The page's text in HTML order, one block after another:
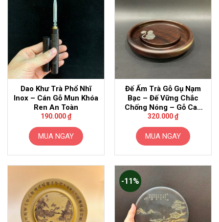
Dao Khư Trà Phổ Nhĩ
Inox – Cán Gỗ Mun Khóa
Ren An Toàn
190.000₫
MUA NGAY
Đế Ấm Trà Gỗ Gụ Nạm
Bạc – Đế Vững Chắc
Chống Nóng – Gỗ Cao
Cấp
320.000₫
MUA NGAY
-11%